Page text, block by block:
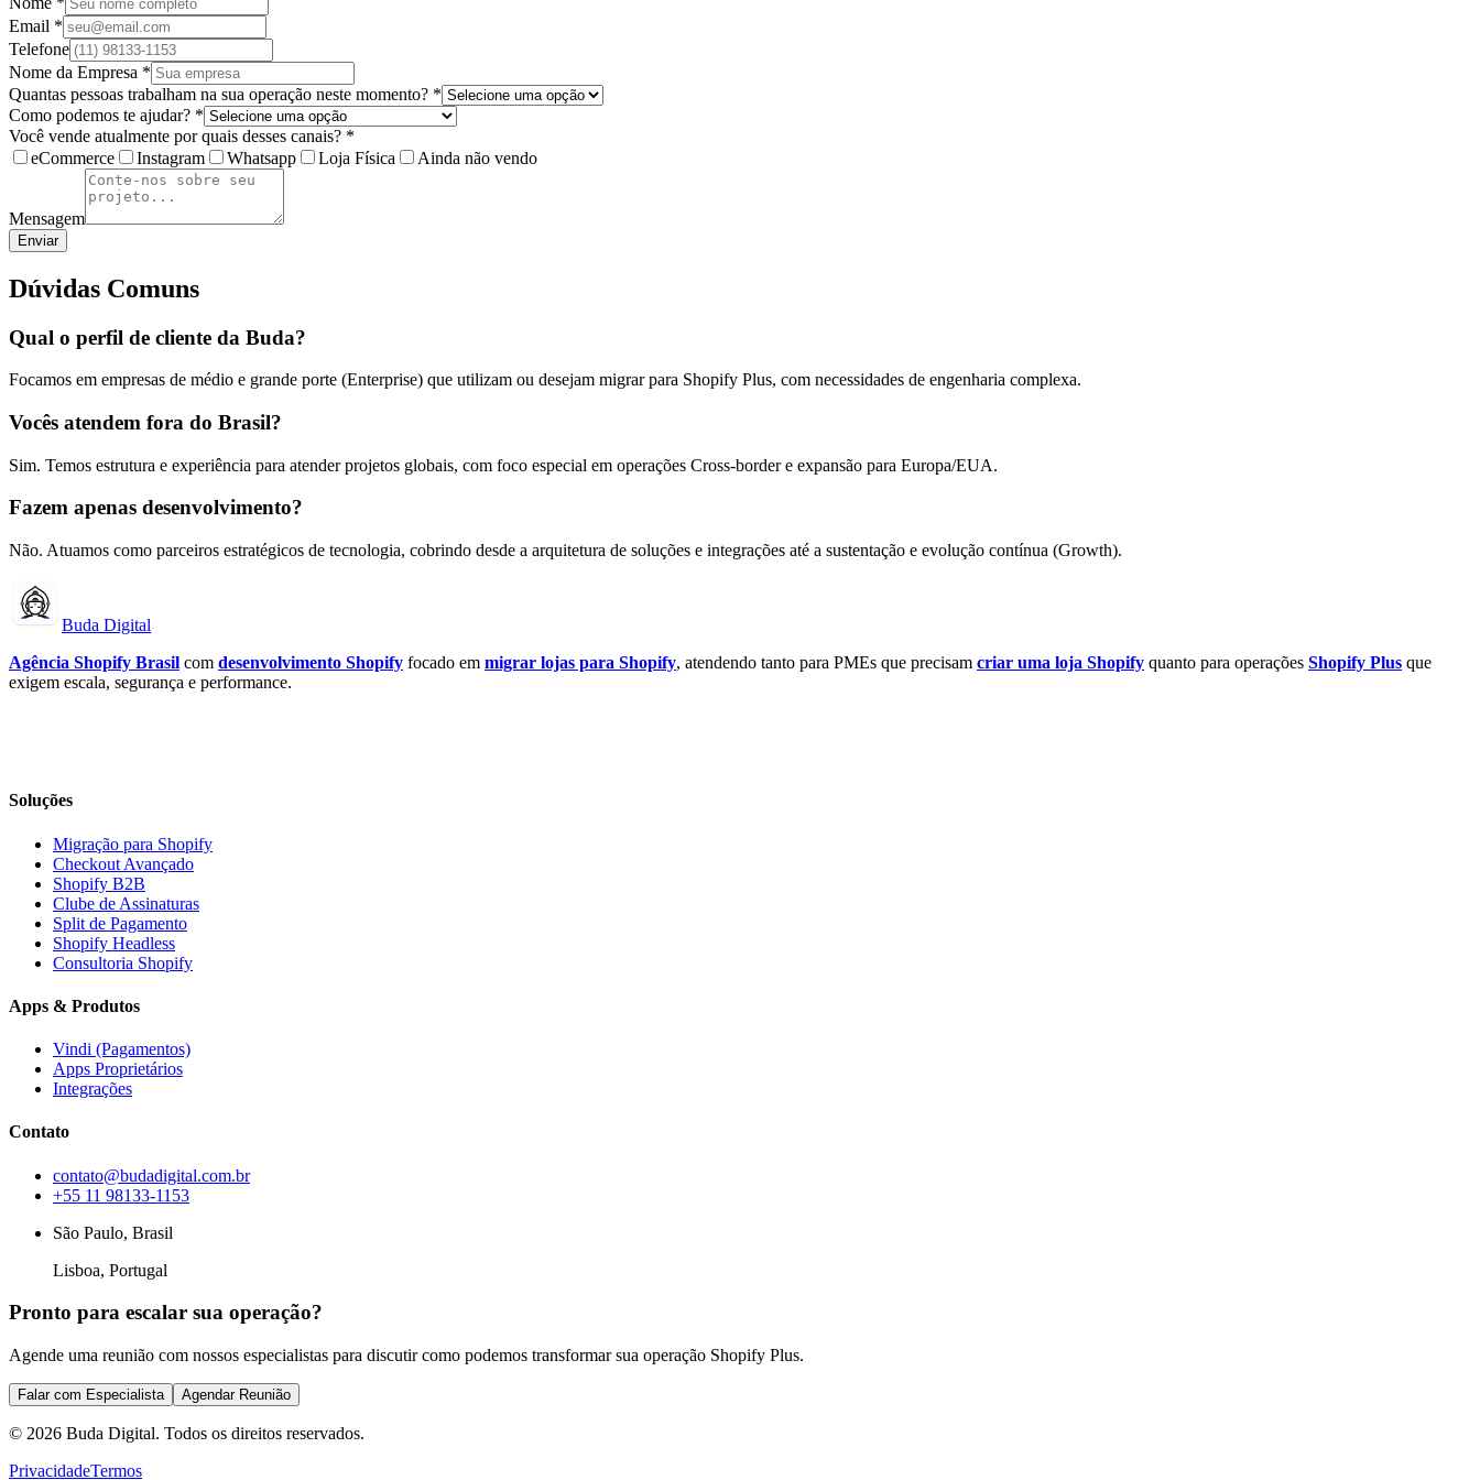
Email *
Telefone
Nome da Empresa *
Quantas pessoas trabalham na sua operação neste momento? *
Como podemos te ajudar? *
Você vende atualmente por quais desses canais? *
eCommerce
Instagram Whatsapp Loja Física Ainda não vendo
Mensagem
Enviar
Dúvidas Comuns
Qual o perfil de cliente da Buda?
Focamos em empresas de médio e grande porte (Enterprise) que utilizam ou desejam migrar para Shopify Plus, com necessidades de engenharia complexa.
Vocês atendem fora do Brasil?
Sim. Temos estrutura e experiência para atender projetos globais, com foco especial em operações Cross-border e expansão para Europa/EUA.
Fazem apenas desenvolvimento?
Não. Atuamos como parceiros estratégicos de tecnologia, cobrindo desde a arquitetura de soluções e integrações até a sustentação e evolução contínua (Growth).
Buda Digital
Agência Shopify Brasil com desenvolvimento Shopify focado em migrar lojas para Shopify, atendendo tanto para PMEs que precisam criar uma loja Shopify quanto para operações Shopify Plus que
exigem escala, segurança e performance.
Soluções
Migração para Shopify
Checkout Avançado
Shopify B2B
Clube de Assinaturas
Split de Pagamento
Shopify Headless
Consultoria Shopify
Apps & Produtos
Vindi (Pagamentos)
Apps Proprietários
Integrações
Contato
contato@budadigital.com.br
+55 11 98133-1153
São Paulo, Brasil
Lisboa, Portugal
Pronto para escalar sua operação?
Agende uma reunião com nossos especialistas para discutir como podemos transformar sua operação Shopify Plus.
Falar com Especialista Agendar Reunião
© 2026 Buda Digital. Todos os direitos reservados.
PrivacidadeTermos